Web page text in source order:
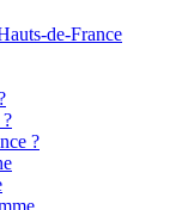
de-France
?